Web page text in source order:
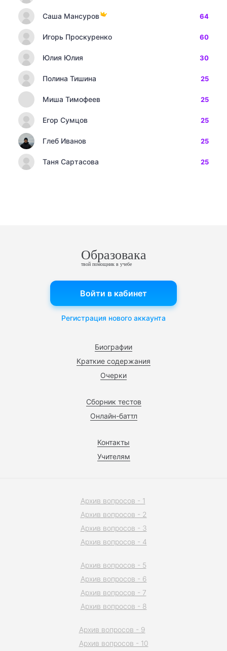
Саша Мансуров 64
Игорь Проскуренко 60
Юлия Юлия 30
Полина Тишина 25
Миша Тимофеев 25
Егор Сумцов 25
Глеб Иванов 25
Таня Сартасова 25
Образовака
твой помощник в учебе
Биографии
Краткие содержания
Очерки
Сборник тестов
Онлайн-баттл
Контакты
Учителям
Войти в кабинет
Регистрация нового аккаунта
Архив вопросов - 1
Архив вопросов - 2
Архив вопросов - 3
Архив вопросов - 4
Архив вопросов - 5
Архив вопросов - 6
Архив вопросов - 7
Архив вопросов - 8
Архив вопросов - 9
Архив вопросов - 10